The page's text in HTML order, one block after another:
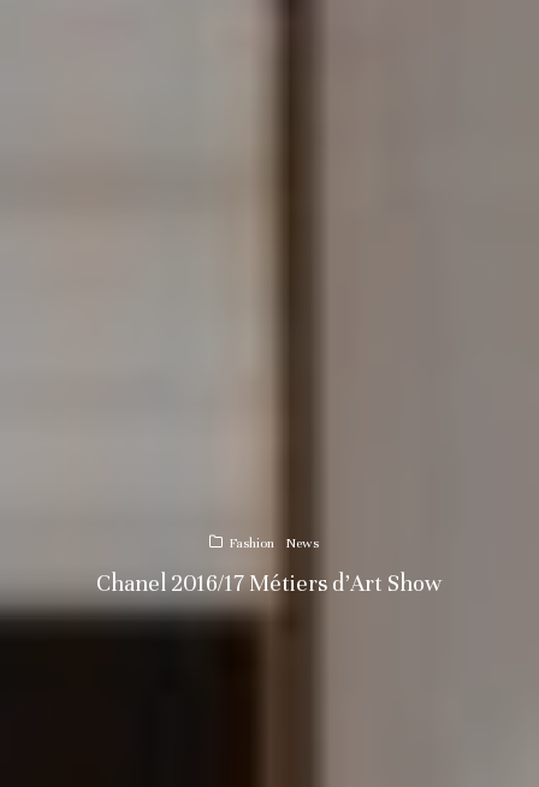
Fashion News
Chanel 2016/17 Métiers d’Art Show